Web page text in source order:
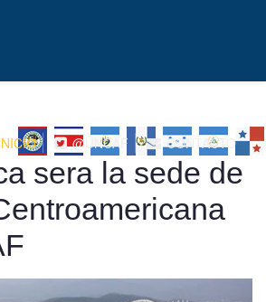
@UNCAF CONTACTO
sera la sede de